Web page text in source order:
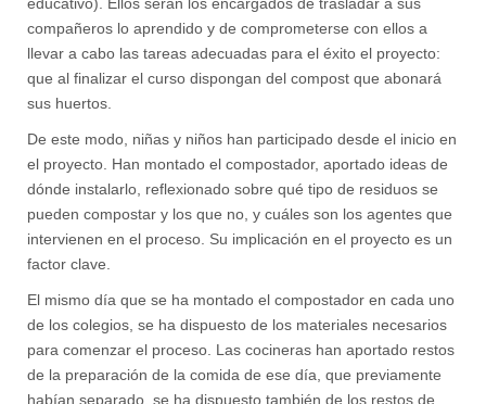
compañeros lo aprendido y de comprometerse con ellos a
llevar a cabo las tareas adecuadas para el éxito el proyecto:
que al finalizar el curso dispongan del compost que abonará
sus huertos.
De este modo, niñas y niños han participado desde el inicio en
el proyecto. Han montado el compostador, aportado ideas de
dónde instalarlo, reflexionado sobre qué tipo de residuos se
pueden compostar y los que no, y cuáles son los agentes que
intervienen en el proceso. Su implicación en el proyecto es un
factor clave.
El mismo día que se ha montado el compostador en cada uno
de los colegios, se ha dispuesto de los materiales necesarios
para comenzar el proceso. Las cocineras han aportado restos
de la preparación de la comida de ese día, que previamente
habían separado, se ha dispuesto también de los restos de